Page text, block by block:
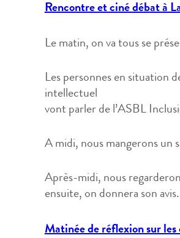
Rencontre et ciné débat à
Le matin, on va tous se
Les personnes en situation
intellectuel
vont parler de l’ASBL
A midi, nous mangerons un
Après-midi, nous
ensuite, on donnera son avis.
Matinée de réflexion sur les